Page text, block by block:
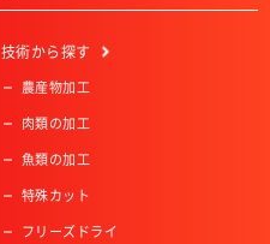
技術から探す
農産物加工
肉類の加工
魚類の加工
特殊カット
フリーズドライ